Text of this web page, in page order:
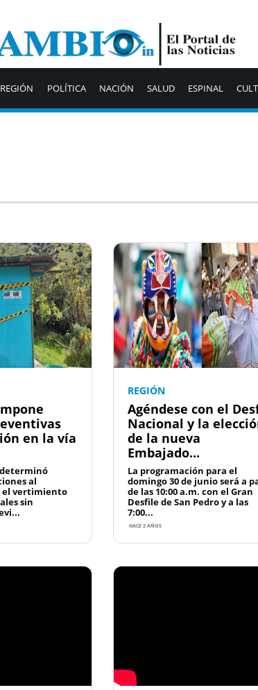
REGIÓN POLÍTICA NACIÓN SALUD ESPINAL
en la vía
al
el vertimiento
sin
REGIÓN
Agéndese con el
Nacional y la
de la nueva
Embajado...
La programación para el
domingo 30 de junio será a
de las 10:00 a.m. con el Gran
Desfile de San Pedro y a las
7:00...
HACE 2 AÑOS